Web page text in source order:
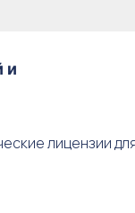
и
лицензии